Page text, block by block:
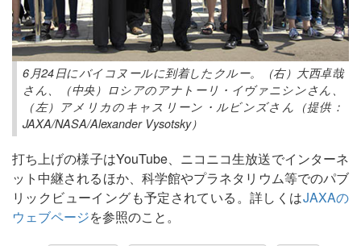
6月24日にバイコヌールに到着したクルー。（右）大西卓哉
さん、（中央）ロシアのアナトーリ・イヴァニシンさん、
（左）アメリカのキャスリーン・ルビンズさん（提供：
JAXA/NASA/Alexander Vysotsky）
打ち上げの様子はYouTube、ニコニコ生放送でインターネ
ット中継されるほか、科学館やプラネタリウム等でのパブ
リックビューイングも予定されている。詳しくはJAXAの
ウェブページを参照のこと。